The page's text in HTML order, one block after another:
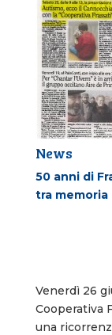
News
50 anni di
tra
Venerdì 26
Cooperativa
una